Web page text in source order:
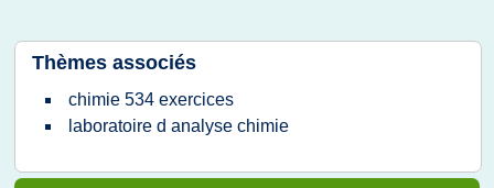
Thèmes associés
chimie 534 exercices
laboratoire d analyse chimie